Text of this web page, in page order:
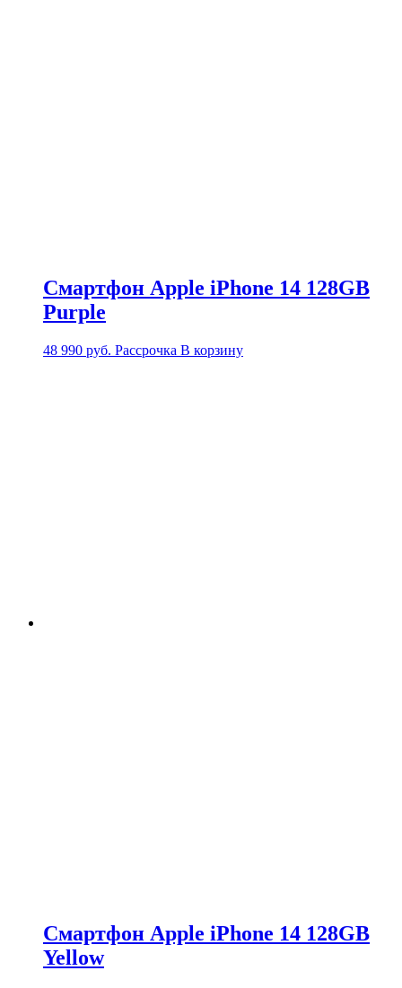
Смартфон Apple iPhone 14 128GB
Purple
48 990 руб. Рассрочка В корзину
Смартфон Apple iPhone 14 128GB
Yellow